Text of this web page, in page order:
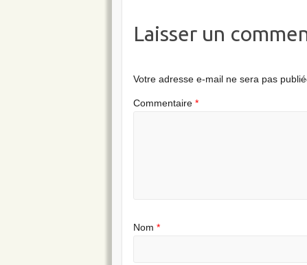
Laisser un
Votre adresse e-mail ne sera pas
Commentaire*
Nom*